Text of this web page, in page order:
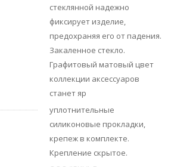
стеклянной надежно
фиксирует изделие,
предохраняя его от падения.
Закаленное стекло.
Графитовый матовый цвет
коллекции аксессуаров
станет яр
уплотнительные
силиконовые прокладки,
крепеж в комплекте.
Крепление скрытое.